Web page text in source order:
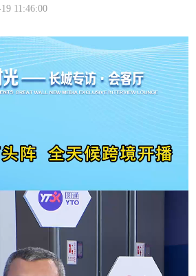
11:46:00